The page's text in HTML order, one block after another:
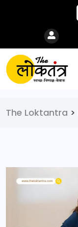
The Loktantra >